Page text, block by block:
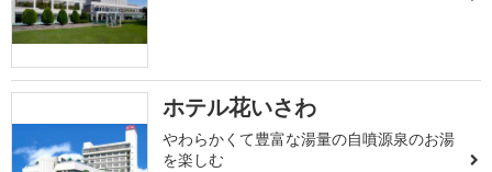
ホテル花いさわ
やわらかくて豊富な湯量の自噴源泉のお湯
を楽しむ